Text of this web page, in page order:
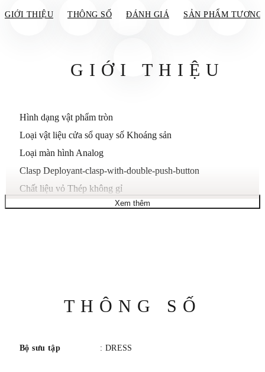
GIỚI THIỆU THÔNG SỐ ĐÁNH GIÁ SẢN PHẨM TƯƠNG
GIỚI THIỆU
Hình dạng vật phẩm tròn
Loại vật liệu cửa sổ quay số Khoáng sản
Loại màn hình Analog
Clasp Deployant-clasp-with-double-push-button
Chất liệu vỏ Thép không gỉ
Đường kính vỏ 30 mm
Màu mặt số xà cừ
Chức năng bezel Cố định
Xem thêm
THÔNG SỐ
Bộ sưu tập : DRESS